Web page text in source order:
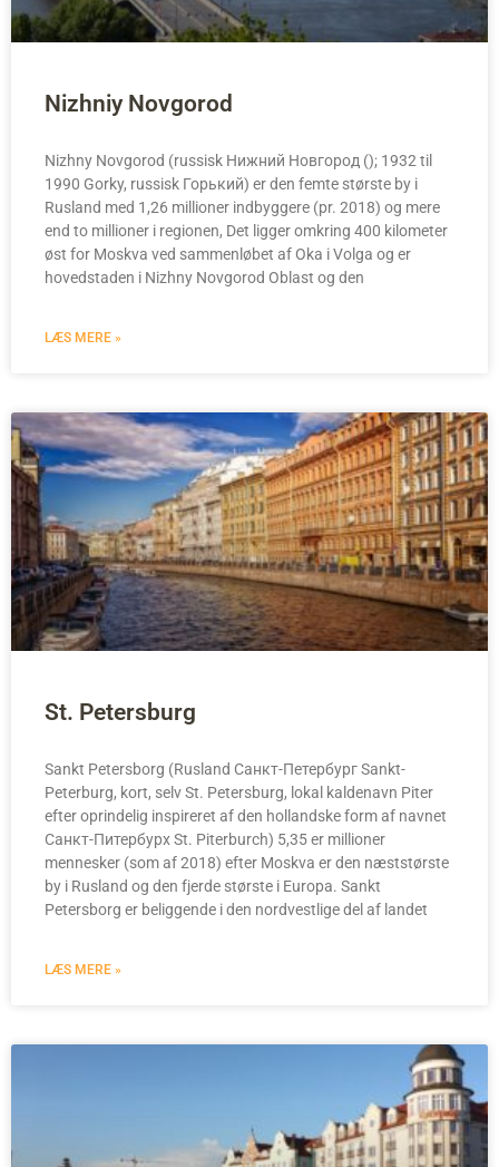
Nizhniy Novgorod
Nizhny Novgorod (russisk Нижний Новгород (); 1932 til
1990 Gorky, russisk Горький) er den femte største by i
Rusland med 1,26 millioner indbyggere (pr. 2018) og mere
end to millioner i regionen, Det ligger omkring 400 kilometer
øst for Moskva ved sammenløbet af Oka i Volga og er
hovedstaden i Nizhny Novgorod Oblast og den
LÆS MERE »
St. Petersburg
Sankt Petersborg (Rusland Санкт-Петербург Sankt-
Peterburg, kort, selv St. Petersburg, lokal kaldenavn Piter
efter oprindelig inspireret af den hollandske form af navnet
Санкт-Питербурх St. Piterburch) 5,35 er millioner
mennesker (som af 2018) efter Moskva er den næststørste
by i Rusland og den fjerde største i Europa. Sankt
Petersborg er beliggende i den nordvestlige del af landet
LÆS MERE »